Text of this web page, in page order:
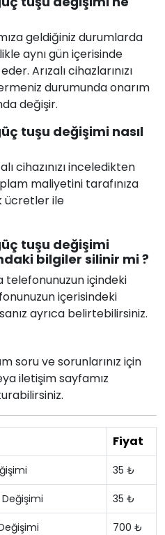
geldiğiniz durumlarda
aynı gün içerisinde
Arızalı cihazlarınızı
durumunda onarım
değişir.
tuşu değişimi nasıl
cihazınızı inceledikten
maliyetini tarafınıza
ücretler ile
tuşu değişimi
bilgiler silinir mi ?
telefonunuzun içindeki
içerisindeki
ayrıca belirtebilirsiniz.
soru ve sorunlarınız için
iletişim sayfamız
Fiyat
35 ₺
35 ₺
700 ₺